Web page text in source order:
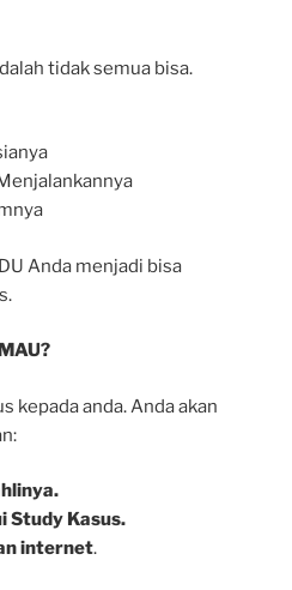
tidak semua bisa.
Anda menjadi bisa
MAU?
kepada anda. Anda akan
Study Kasus.
internet.